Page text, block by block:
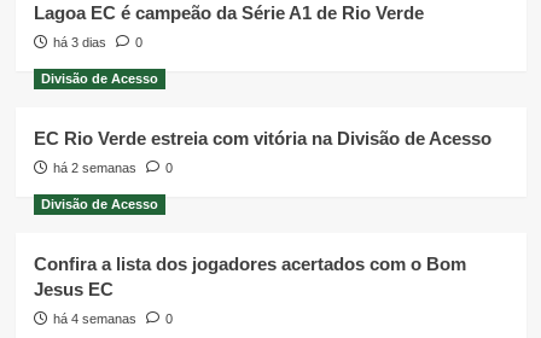
Lagoa EC é campeão da Série A1 de Rio Verde
há 3 dias 0
Divisão de Acesso
EC Rio Verde estreia com vitória na Divisão de Acesso
há 2 semanas 0
Divisão de Acesso
Confira a lista dos jogadores acertados com o Bom
Jesus EC
há 4 semanas 0